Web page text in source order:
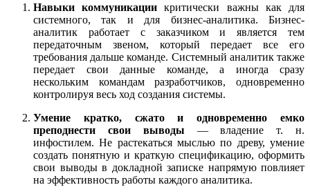
Навыки коммуникации критически важны как для
системного, так и для бизнес-аналитика. Бизнес-
аналитик работает с заказчиком и является тем
передаточным звеном, который передает все его
требования дальше команде. Системный аналитик также
передает свои данные команде, а иногда сразу
нескольким командам разработчиков, одновременно
контролируя весь ход создания системы.
Умение кратко, сжато и одновременно емко
преподнести свои выводы — владение т. н.
инфостилем. Не растекаться мыслью по древу, умение
создать понятную и краткую спецификацию, оформить
свои выводы в докладной записке напрямую повлияет
на эффективность работы каждого аналитика.